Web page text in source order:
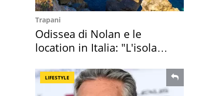
Trapani
Odissea di Nolan e le
location in Italia: "L'isola
LIFESTYLE